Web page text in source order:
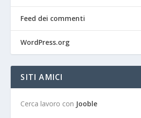
Feed dei commenti
WordPress.org
SITI AMICI
Cerca lavoro con Jooble